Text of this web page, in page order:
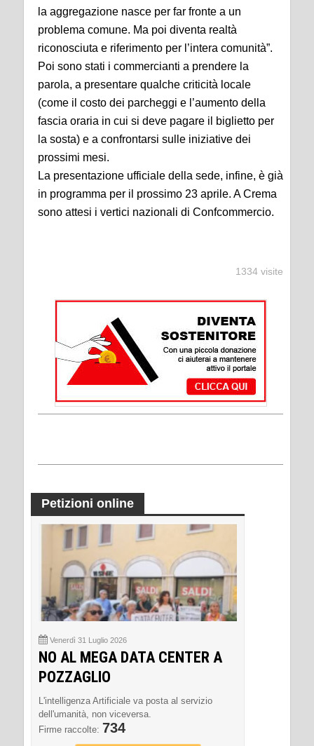
la aggregazione nasce per far fronte a un
problema comune. Ma poi diventa realtà
riconosciuta e riferimento per l’intera comunità”.
Poi sono stati i commercianti a prendere la
parola, a presentare qualche criticità locale
(come il costo dei parcheggi e l’aumento della
fascia oraria in cui si deve pagare il biglietto per
la sosta) e a confrontarsi sulle iniziative dei
prossimi mesi.
La presentazione ufficiale della sede, infine, è già
in programma per il prossimo 23 aprile. A Crema
sono attesi i vertici nazionali di Confcommercio.
1334 visite
Petizioni online
Venerdì 31 Luglio 2026
NO AL MEGA DATA CENTER A
POZZAGLIO
L'intelligenza Artificiale va posta al servizio
dell'umanità, non viceversa.
Firme raccolte: 734